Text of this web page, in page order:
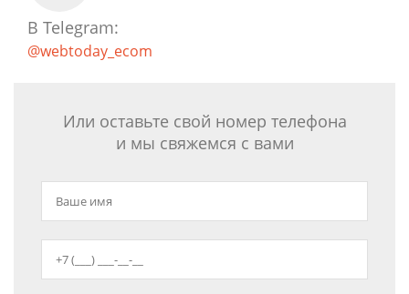
В Telegram:
@webtoday_ecom
Или оставьте свой номер телефона
и мы свяжемся с вами